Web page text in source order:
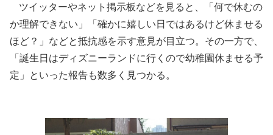
ツイッターやネット掲示板などを見ると、「何で休むの
か理解できない」「確かに嬉しい日ではあるけど休ませる
ほど？」などと抵抗感を示す意見が目立つ。その一方で、
「誕生日はディズニーランドに行くので幼稚園休ませる予
定」といった報告も数多く見つかる。